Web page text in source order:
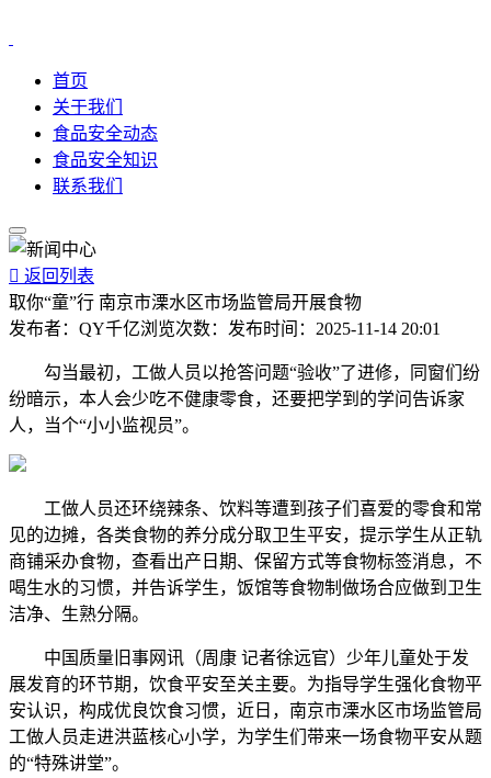
首页
关于我们
食品安全动态
食品安全知识
联系我们
 返回列表
取你“童”行 南京市溧水区市场监管局开展食物
发布者： QY千亿浏览次数： 发布时间： 2025-11-14 20:01
勾当最初，工做人员以抢答问题“验收”了进修，同窗们纷
纷暗示，本人会少吃不健康零食，还要把学到的学问告诉家
人，当个“小小监视员”。
工做人员还环绕辣条、饮料等遭到孩子们喜爱的零食和常
见的边摊，各类食物的养分成分取卫生平安，提示学生从正轨
商铺采办食物，查看出产日期、保留方式等食物标签消息，不
喝生水的习惯，并告诉学生，饭馆等食物制做场合应做到卫生
洁净、生熟分隔。
中国质量旧事网讯（周康 记者徐远官）少年儿童处于发
展发育的环节期，饮食平安至关主要。为指导学生强化食物平
安认识，构成优良饮食习惯，近日，南京市溧水区市场监管局
工做人员走进洪蓝核心小学，为学生们带来一场食物平安从题
的“特殊讲堂”。